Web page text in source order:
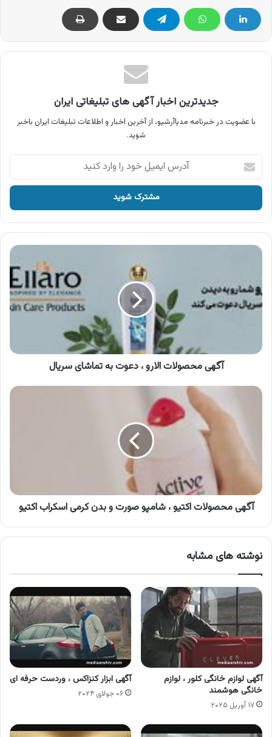
جدیدترین اخبار آگهی های تبلیغاتی ایران
با عضویت در خبرنامه مدیاآرشیو، از آخرین اخبار و اطلاعات تبلیغات ایران باخبر
شوید.
آدرس
ایمیل
خود
وارد
کنید
آگهی
،
دعوت
آگهی محصولات الارو ، دعوت به تماشای سریال
آگهی
شامپو
کرمی
اسکراب
آگهی محصولات اکتیو ، شامپو صورت و بدن کرمی اسکراب اکتیو
نوشته های مشابه
آگهی لوازم خانگی کلور ، لوازم
خانگی هوشمند
۱۷ آوریل ۲۰۲۵
آگهی ابزار کنزاکس ، وردست حرفه ای
۰۶ جولای ۲۰۲۴